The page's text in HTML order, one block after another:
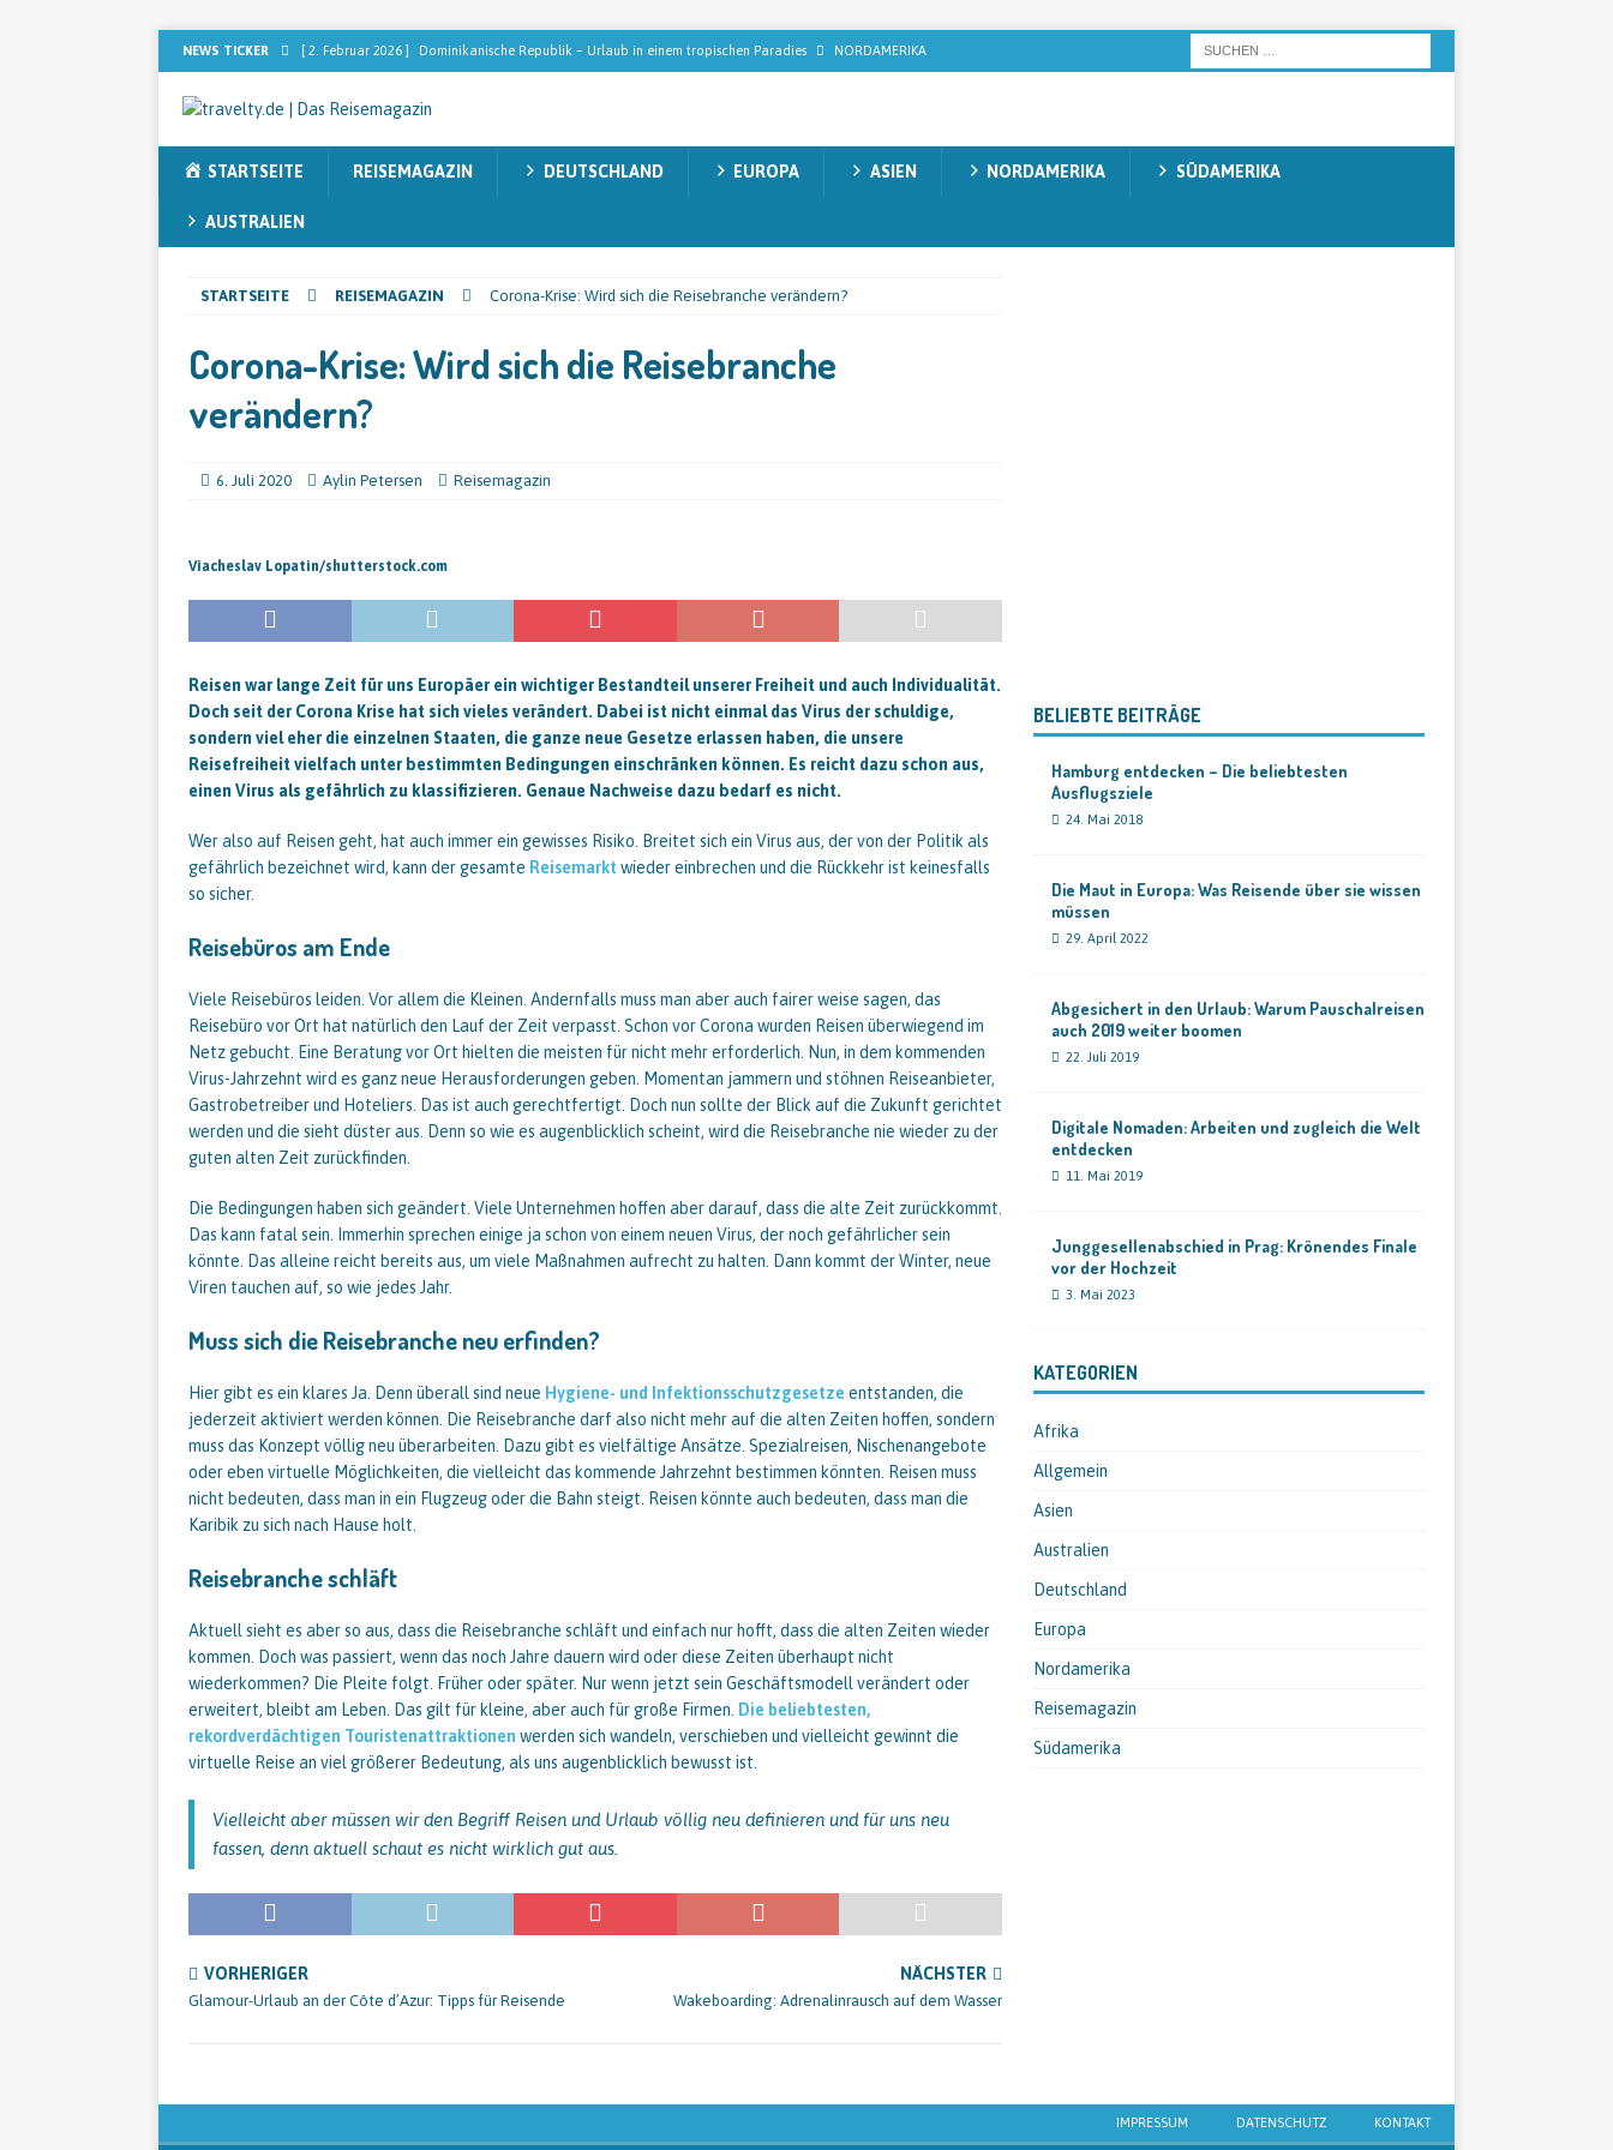
NEWS TICKER [ 2. Februar 2026 ] Dominikanische Republik – Urlaub in einem tropischen Paradies NORDAMERIKA
[ 13. November 2025 ] Sieben Faktoren, die modernes Wellness wirklich ausmachen REISEMAGAZIN
[ 12. November 2025 ]
REISEMAGAZIN
STARTSEITE REISEMAGAZIN DEUTSCHLAND EUROPA ASIEN NORDAMERIKA SÜDAMERIKA
AUSTRALIEN
STARTSEITE REISEMAGAZIN Corona-Krise: Wird sich die Reisebranche verändern?
Corona-Krise: Wird sich die Reisebranche
verändern?
6. Juli 2020 Aylin Petersen Reisemagazin
Viacheslav Lopatin/shutterstock.com
Reisen war lange Zeit für uns Europäer ein wichtiger Bestandteil unserer Freiheit und auch Individualität.
Doch seit der Corona Krise hat sich vieles verändert. Dabei ist nicht einmal das Virus der schuldige,
sondern viel eher die einzelnen Staaten, die ganze neue Gesetze erlassen haben, die unsere
Reisefreiheit vielfach unter bestimmten Bedingungen einschränken können. Es reicht dazu schon aus,
einen Virus als gefährlich zu klassifizieren. Genaue Nachweise dazu bedarf es nicht.
Wer also auf Reisen geht, hat auch immer ein gewisses Risiko. Breitet sich ein Virus aus, der von der Politik als
gefährlich bezeichnet wird, kann der gesamte Reisemarkt wieder einbrechen und die Rückkehr ist keinesfalls
so sicher.
Reisebüros am Ende
Viele Reisebüros leiden. Vor allem die Kleinen. Andernfalls muss man aber auch fairer weise sagen, das
Reisebüro vor Ort hat natürlich den Lauf der Zeit verpasst. Schon vor Corona wurden Reisen überwiegend im
Netz gebucht. Eine Beratung vor Ort hielten die meisten für nicht mehr erforderlich. Nun, in dem kommenden
Virus-Jahrzehnt wird es ganz neue Herausforderungen geben. Momentan jammern und stöhnen Reiseanbieter,
Gastrobetreiber und Hoteliers. Das ist auch gerechtfertigt. Doch nun sollte der Blick auf die Zukunft gerichtet
werden und die sieht düster aus. Denn so wie es augenblicklich scheint, wird die Reisebranche nie wieder zu der
guten alten Zeit zurückfinden.
Die Bedingungen haben sich geändert. Viele Unternehmen hoffen aber darauf, dass die alte Zeit zurückkommt.
Das kann fatal sein. Immerhin sprechen einige ja schon von einem neuen Virus, der noch gefährlicher sein
könnte. Das alleine reicht bereits aus, um viele Maßnahmen aufrecht zu halten. Dann kommt der Winter, neue
Viren tauchen auf, so wie jedes Jahr.
Muss sich die Reisebranche neu erfinden?
Hier gibt es ein klares Ja. Denn überall sind neue Hygiene- und Infektionsschutzgesetze entstanden, die
jederzeit aktiviert werden können. Die Reisebranche darf also nicht mehr auf die alten Zeiten hoffen, sondern
muss das Konzept völlig neu überarbeiten. Dazu gibt es vielfältige Ansätze. Spezialreisen, Nischenangebote
oder eben virtuelle Möglichkeiten, die vielleicht das kommende Jahrzehnt bestimmen könnten. Reisen muss
nicht bedeuten, dass man in ein Flugzeug oder die Bahn steigt. Reisen könnte auch bedeuten, dass man die
Karibik zu sich nach Hause holt.
Reisebranche schläft
Aktuell sieht es aber so aus, dass die Reisebranche schläft und einfach nur hofft, dass die alten Zeiten wieder
kommen. Doch was passiert, wenn das noch Jahre dauern wird oder diese Zeiten überhaupt nicht
wiederkommen? Die Pleite folgt. Früher oder später. Nur wenn jetzt sein Geschäftsmodell verändert oder
erweitert, bleibt am Leben. Das gilt für kleine, aber auch für große Firmen. Die beliebtesten,
rekordverdächtigen Touristenattraktionen werden sich wandeln, verschieben und vielleicht gewinnt die
virtuelle Reise an viel größerer Bedeutung, als uns augenblicklich bewusst ist.
Vielleicht aber müssen wir den Begriff Reisen und Urlaub völlig neu definieren und für uns neu
fassen, denn aktuell schaut es nicht wirklich gut aus.
VORHERIGER
Glamour-Urlaub an der Côte d’Azur: Tipps für Reisende
NÄCHSTER
Wakeboarding: Adrenalinrausch auf dem Wasser
BELIEBTE BEITRÄGE
Hamburg entdecken – Die beliebtesten
Ausflugsziele
24. Mai 2018
Die Maut in Europa: Was Reisende über sie wissen
müssen
29. April 2022
Abgesichert in den Urlaub: Warum Pauschalreisen
auch 2019 weiter boomen
22. Juli 2019
Digitale Nomaden: Arbeiten und zugleich die Welt
entdecken
11. Mai 2019
Junggesellenabschied in Prag: Krönendes Finale
vor der Hochzeit
3. Mai 2023
KATEGORIEN
Afrika
Allgemein
Asien
Australien
Deutschland
Europa
Nordamerika
Reisemagazin
Südamerika
IMPRESSUM DATENSCHUTZ KONTAKT